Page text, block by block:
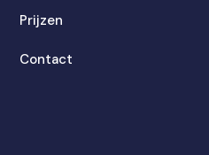
Prijzen
Contact